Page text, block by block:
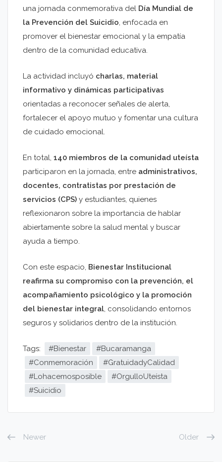
una jornada conmemorativa del Día Mundial de
la Prevención del Suicidio, enfocada en
promover el bienestar emocional y la empatía
dentro de la comunidad educativa.
La actividad incluyó charlas, material
informativo y dinámicas participativas
orientadas a reconocer señales de alerta,
fortalecer el apoyo mutuo y fomentar una cultura
de cuidado emocional.
En total, 140 miembros de la comunidad uteísta
participaron en la jornada, entre administrativos,
docentes, contratistas por prestación de
servicios (CPS) y estudiantes, quienes
reflexionaron sobre la importancia de hablar
abiertamente sobre la salud mental y buscar
ayuda a tiempo.
Con este espacio, Bienestar Institucional
reafirma su compromiso con la prevención, el
acompañamiento psicológico y la promoción
del bienestar integral, consolidando entornos
seguros y solidarios dentro de la institución.
Tags: #Bienestar
#Bucaramanga
#Conmemoración
#GratuidadyCalidad
#Lohacemosposible
#OrgulloUteísta
#Suicidio
Newer Older